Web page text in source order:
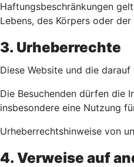
Haftungsbeschränkungen
Lebens, des Körpers oder
3. Urheberrechte
Diese Website und die
Die Besuchenden dürfen die
insbesondere eine Nutzung
Urheberrechtshinweise von
4. Verweise auf